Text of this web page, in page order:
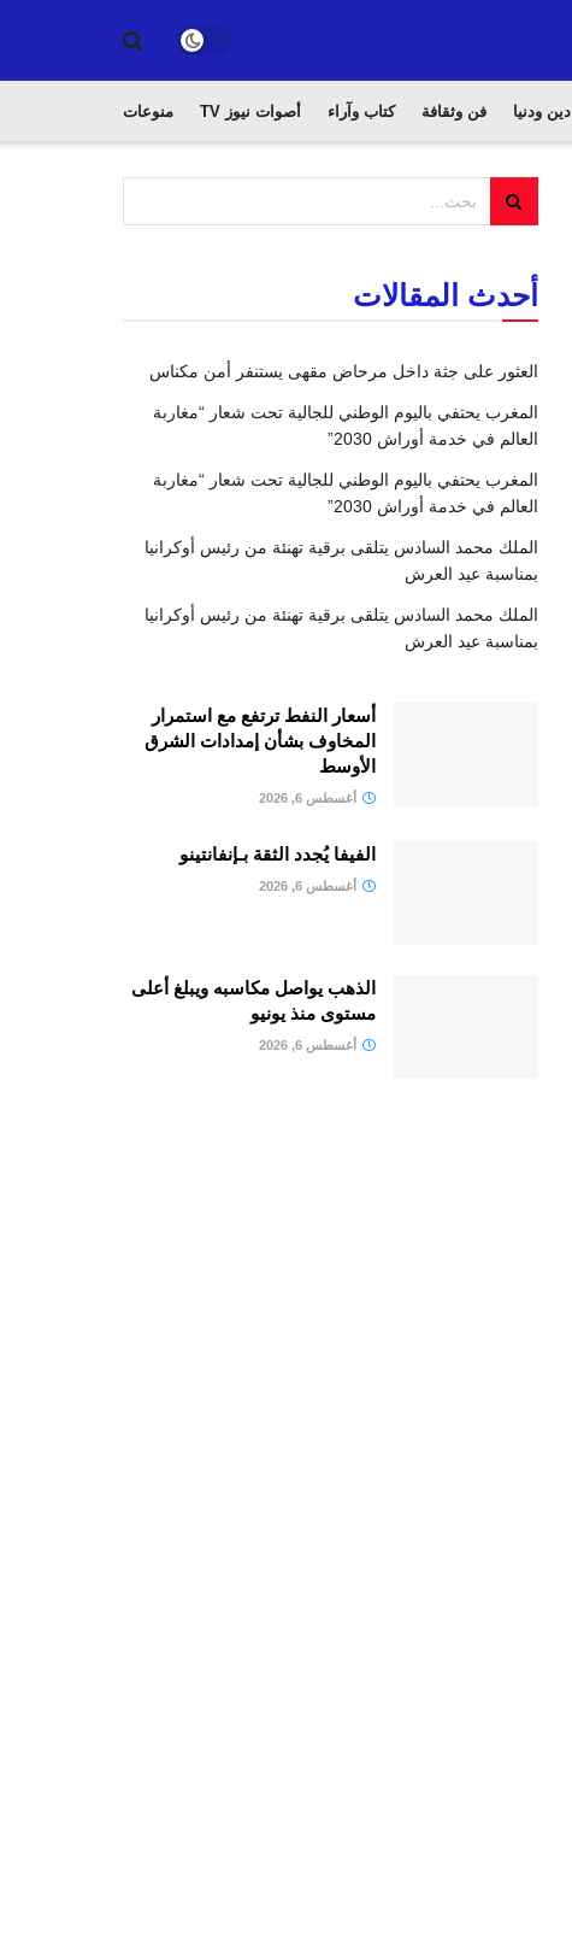
دين ودنيا فن وثقافة كتاب وآراء أصوات نيوز TV منوعات
أحدث المقالات
العثور على جثة داخل مرحاض مقهى يستنفر أمن مكناس
المغرب يحتفي باليوم الوطني للجالية تحت شعار “مغاربة
العالم في خدمة أوراش 2030”
المغرب يحتفي باليوم الوطني للجالية تحت شعار “مغاربة
العالم في خدمة أوراش 2030”
الملك محمد السادس يتلقى برقية تهنئة من رئيس أوكرانيا
بمناسبة عيد العرش
الملك محمد السادس يتلقى برقية تهنئة من رئيس أوكرانيا
بمناسبة عيد العرش
أسعار النفط ترتفع مع استمرار
المخاوف بشأن إمدادات الشرق
الأوسط
أغسطس 6, 2026
الفيفا يُجدد الثقة بـإنفانتينو
أغسطس 6, 2026
الذهب يواصل مكاسبه ويبلغ أعلى
مستوى منذ يونيو
أغسطس 6, 2026